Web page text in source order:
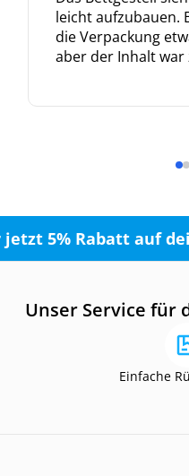
leicht aufzubauen.
die Verpackung
aber der Inhalt
jetzt 5% Rabatt auf
Unser Service für
Einfache